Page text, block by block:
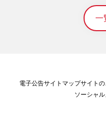
一
電子公告サイトマップサイト
ソーシャ